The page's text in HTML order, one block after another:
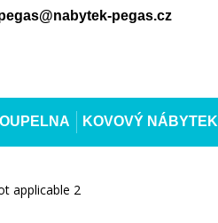
pegas.cz
KOVOVÝ NÁBYTEK
applicable 2